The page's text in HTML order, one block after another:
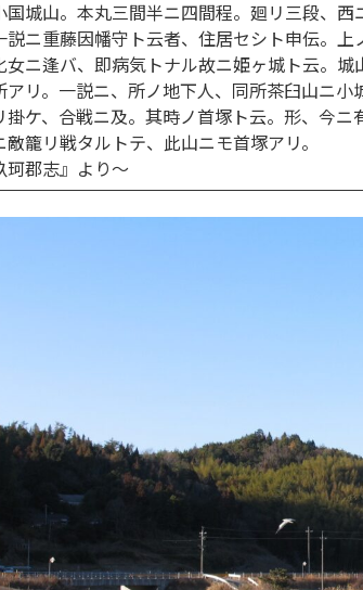
城山。本丸三間半ニ四間程。廻リ三段、西
説ニ重藤因幡守ト云者、住居セシト申伝。
女ニ逢バ、即病気トナル故ニ姫ヶ城ト云。
アリ。一説ニ、所ノ地下人、同所茶臼山ニ小
掛ケ、合戦ニ及。其時ノ首塚ト云。形、今
敵籠リ戦タルトテ、此山ニモ首塚アリ。
珂郡志』より～